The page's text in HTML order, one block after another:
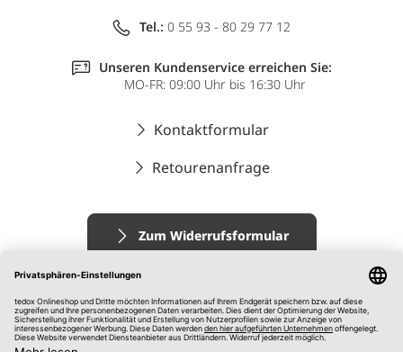
Tel.: 0 55 93 - 80 29 77 12
Unseren Kundenservice erreichen Sie:
MO-FR: 09:00 Uhr bis 16:30 Uhr
Kontaktformular
Retourenanfrage
Zum Widerrufsformular
Impressum
AGB